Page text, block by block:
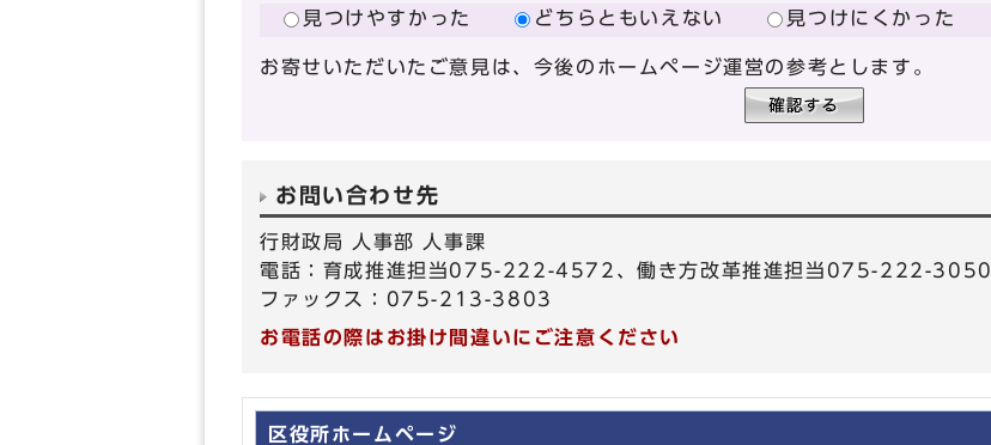
見つけやすかった
どちらともいえない 見つけにくかった
お寄せいただいたご意見は、今後のホームページ運営の参考とします。
お問い合わせ先
行財政局 人事部 人事課
電話：育成推進担当075-222-4572、働き方改革推進担当075-222-3050
ファックス：075-213-3803
お電話の際はお掛け間違いにご注意ください
区役所ホームページ